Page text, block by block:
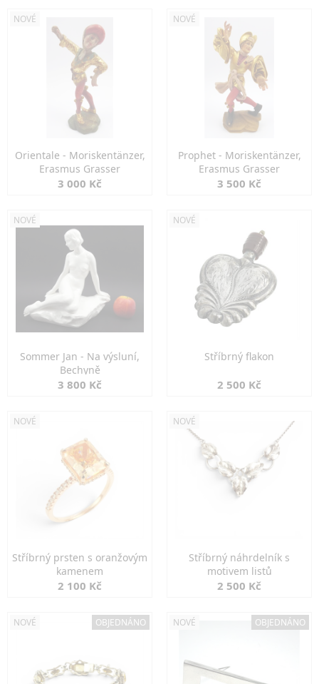
NOVÉ
Orientale - Moriskentänzer,
Erasmus Grasser
3 000 Kč
NOVÉ
Prophet - Moriskentänzer,
Erasmus Grasser
3 500 Kč
NOVÉ
Sommer Jan - Na výsluní,
Bechyně
3 800 Kč
NOVÉ
Stříbrný flakon
2 500 Kč
NOVÉ
Stříbrný prsten s oranžovým
kamenem
2 100 Kč
NOVÉ
Stříbrný náhrdelník s
motivem listů
2 500 Kč
NOVÉ OBJEDNÁNO NOVÉ OBJEDNÁNO